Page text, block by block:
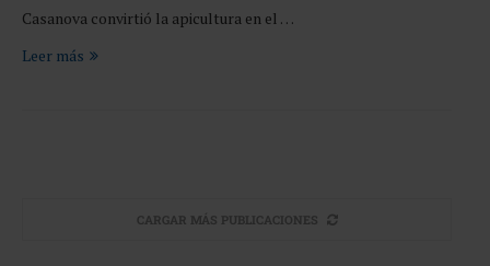
Casanova convirtió la apicultura en el …
Leer más
CARGAR MÁS PUBLICACIONES